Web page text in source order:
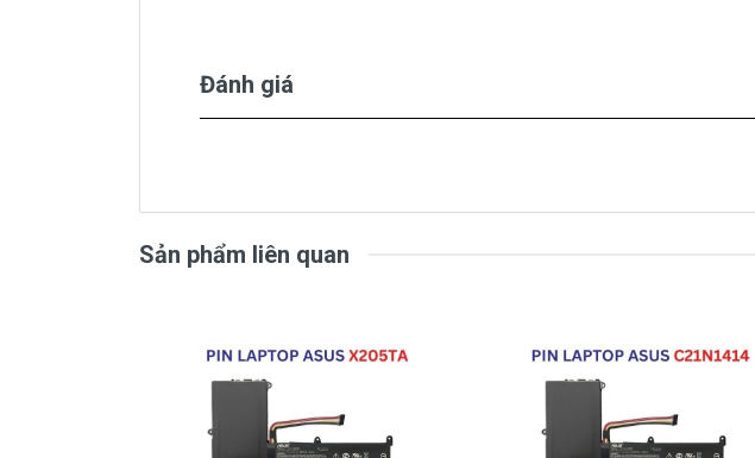
* 1 đổi 1 trong thời gian bảo hành với những điều kiện như sau:
* Các trường hợp không được bảo hành:
- Pin Asus bị rơi vỡ không còn nguyên dạng.
- Pin Asus bị ngập nước.
Đánh giá
Sản phẩm liên quan